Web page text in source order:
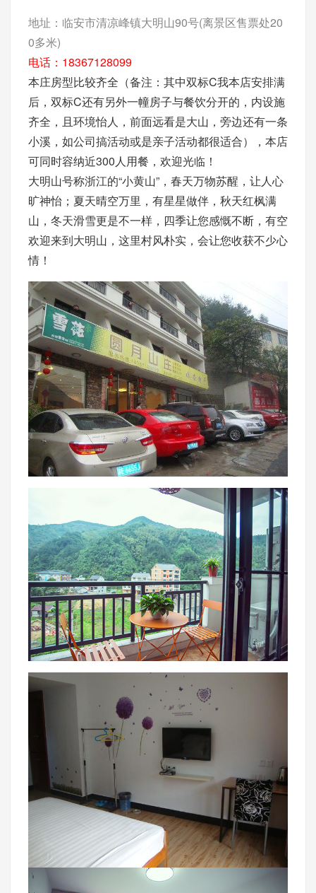
地址： 临安市清凉峰镇大明山90号(离景区售票处20
0多米)
电话： 18367128099
本庄房型比较齐全（备注：其中双标C我本店安排满
后，双标C还有另外一幢房子与餐饮分开的，内设施
齐全，且环境怡人，前面远看是大山，旁边还有一条
小溪，如公司搞活动或是亲子活动都很适合），本店
可同时容纳近300人用餐，欢迎光临！
大明山号称浙江的“小黄山”，春天万物苏醒，让人心
旷神怡；夏天晴空万里，有星星做伴，秋天红枫满
山，冬天滑雪更是不一样，四季让您感慨不断，有空
欢迎来到大明山，这里村风朴实，会让您收获不少心
情！